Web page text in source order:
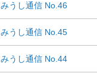
みうし通信 No.46
みうし通信 No.45
みうし通信 No.44